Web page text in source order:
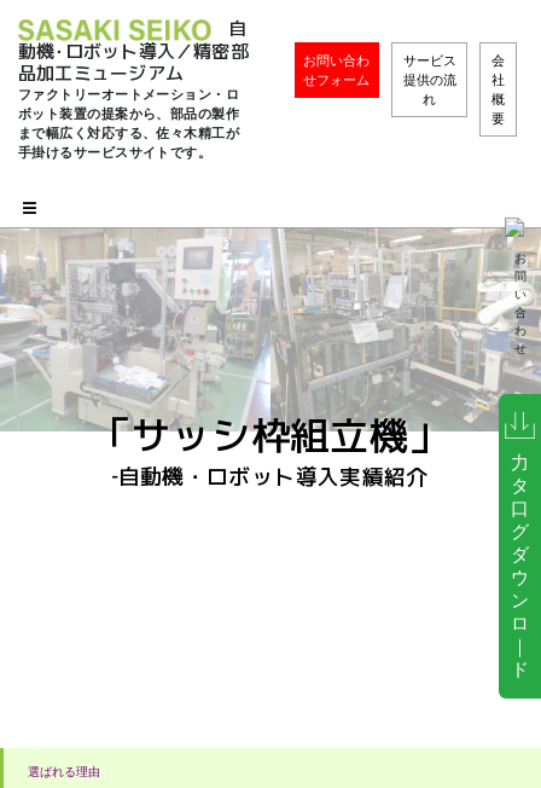
自
動機･ロボット導入／精密部
品加工ミュージアム
ファクトリーオートメーション・ロ
ボット装置の提案から、部品の製作
まで幅広く対応する、佐々木精工が
手掛けるサービスサイトです。
お問い合わ
せフォーム
サービス
提供の流
れ
会
社
概
要
「サッシ枠組立機」
‐自動機・ロボット導入実績紹介
お
問
い
合
わ
せ
力
タ
口
グ
ダ
ウ
ン
ロ
｜
ド
選ばれる理由